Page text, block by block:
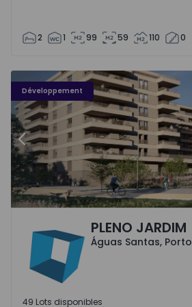
2 1 99 59 110 0
Développement
PLENO JARDIM - 3
Précédent
Águas Santas, PortoPLENO JARDIM
Águas Santas, Porto
49 Lots disponibles